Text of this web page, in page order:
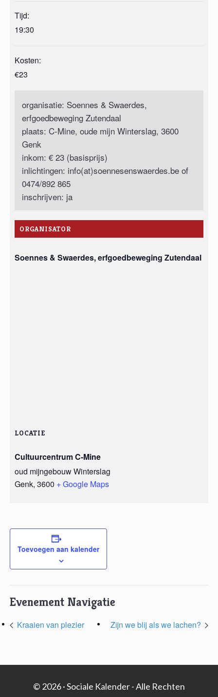
Tijd:
19:30
Kosten:
€23
organisatie: Soennes & Swaerdes,
erfgoedbeweging Zutendaal
plaats: C-Mine, oude mijn Winterslag, 3600
Genk
inkom: € 23 (basisprijs)
inlichtingen: info(at)soennesenswaerdes.be of
0474/892 865
inschrijven: ja
ORGANISATOR
Soennes & Swaerdes, erfgoedbeweging Zutendaal
LOCATIE
Cultuurcentrum C-Mine
oud mijngebouw Winterslag
Genk, 3600 + Google Maps
Toevoegen aan kalender
Evenement Navigatie
Kraaien van plezier Zijn we blij als we lachen?
© 2026 · Sociale Kalender - Alle Rechten